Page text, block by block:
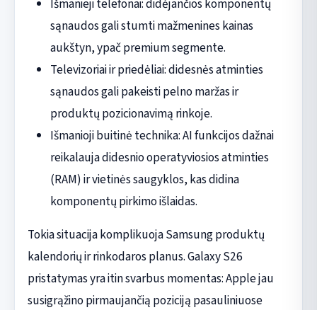
Išmanieji telefonai: didėjančios komponentų
sąnaudos gali stumti mažmenines kainas
aukštyn, ypač premium segmente.
Televizoriai ir priedėliai: didesnės atminties
sąnaudos gali pakeisti pelno maržas ir
produktų pozicionavimą rinkoje.
Išmanioji buitinė technika: AI funkcijos dažnai
reikalauja didesnio operatyviosios atminties
(RAM) ir vietinės saugyklos, kas didina
komponentų pirkimo išlaidas.
Tokia situacija komplikuoja Samsung produktų
kalendorių ir rinkodaros planus. Galaxy S26
pristatymas yra itin svarbus momentas: Apple jau
susigrąžino pirmaujančią poziciją pasauliniuose